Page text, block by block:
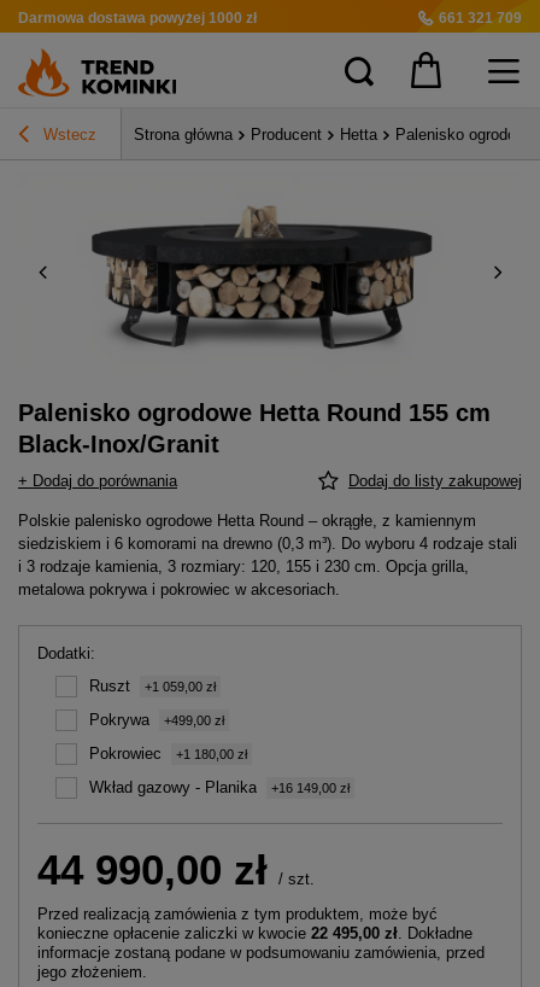
Darmowa dostawa powyżej 1000 zł 661 321 709
Wstecz Strona główna Producent Hetta Palenisko
Palenisko ogrodowe Hetta Round 155 cm
Black-Inox/Granit
+ Dodaj do porównania Dodaj do listy zakupowej
Polskie palenisko ogrodowe Hetta Round – okrągłe, z kamiennym
siedziskiem i 6 komorami na drewno (0,3 m³). Do wyboru 4 rodzaje stali
i 3 rodzaje kamienia, 3 rozmiary: 120, 155 i 230 cm. Opcja grilla,
metalowa pokrywa i pokrowiec w akcesoriach.
Dodatki
Ruszt
+1 059,00 zł
Pokrywa +499,00 zł
Pokrowiec +1 180,00 zł
Wkład gazowy - Planika +16 149,00 zł
44 990,00 zł / szt.
Przed realizacją zamówienia z tym produktem, może być
konieczne opłacenie zaliczki w kwocie 22 495,00 zł. Dokładne
informacje zostaną podane w podsumowaniu zamówienia, przed
jego złożeniem.